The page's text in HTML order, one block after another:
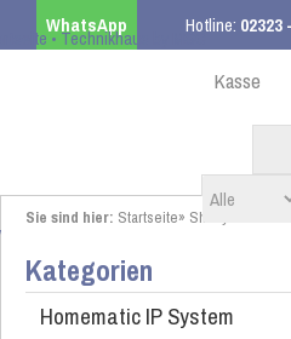
WhatsApp Hotline: 02323
ab 99,00 €
Kasse
Sie sind hier: Startseite» Shelly
Kategorien
Homematic IP System